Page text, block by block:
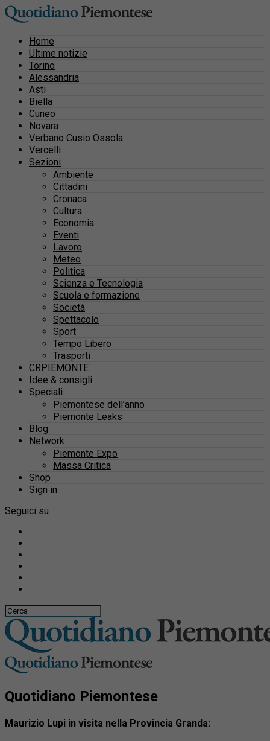
Home
Ultime notizie
Torino
Alessandria
Asti
Biella
Cuneo
Novara
Verbano Cusio Ossola
Vercelli
Sezioni
Ambiente
Cittadini
Cronaca
Cultura
Economia
Eventi
Lavoro
Meteo
Politica
Scienza e Tecnologia
Scuola e formazione
Società
Spettacolo
Sport
Tempo Libero
Trasporti
CRPIEMONTE
Idee & consigli
Speciali
Piemontese dell’anno
Piemonte Leaks
Blog
Network
Piemonte Expo
Massa Critica
Shop
Sign in
Seguici su
Quotidiano Piemontese
Maurizio Lupi in visita nella Provincia Granda: